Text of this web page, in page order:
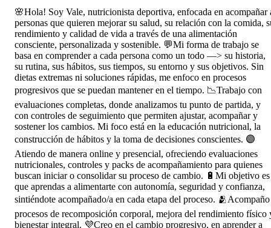
🌸Hola! Soy Vale, nutricionista deportiva, enfocada en acompañar
personas que quieren mejorar su salud, su relación con la comida,
rendimiento y calidad de vida a través de una alimentación
consciente, personalizada y sostenible. 💬Mi forma de trabajo se
basa en comprender a cada persona como un todo —> su historia,
su rutina, sus hábitos, sus tiempos, su entorno y sus objetivos. Sin
dietas extremas ni soluciones rápidas, me enfoco en procesos
progresivos que se puedan mantener en el tiempo. 📉Trabajo con
evaluaciones completas, donde analizamos tu punto de partida, y
con controles de seguimiento que permiten ajustar, acompañar y
sostener los cambios. Mi foco está en la educación nutricional, la
construcción de hábitos y la toma de decisiones conscientes. 🟣
Atiendo de manera online y presencial, ofreciendo evaluaciones
nutricionales, controles y packs de acompañamiento para quienes
buscan iniciar o consolidar su proceso de cambio. 🔋Mi objetivo es
que aprendas a alimentarte con autonomía, seguridad y confianza,
sintiéndote acompañado/a en cada etapa del proceso. 🫂Acompaño
procesos de recomposición corporal, mejora del rendimiento físico
bienestar integral. 💜Creo en el cambio progresivo, en aprender a